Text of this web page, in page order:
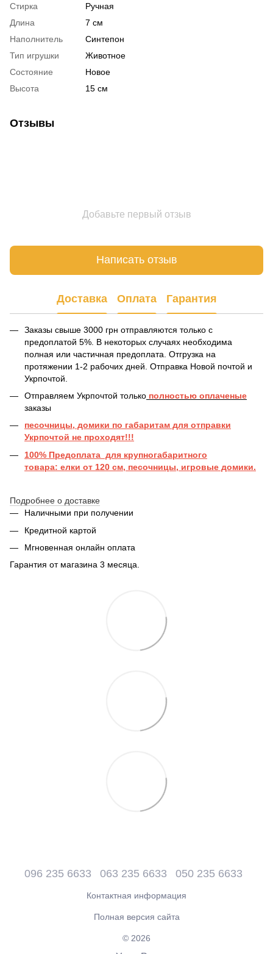
Стирка
Ручная
Длина
7 см
Наполнитель
Синтепон
Тип игрушки
Животное
Состояние
Новое
Высота
15 см
Отзывы
Добавьте первый отзыв
Написать отзыв
Доставка Оплата Гарантия
Заказы свыше 3000 грн отправляются только с
предоплатой 5%. В некоторых случаях необходима
полная или частичная предоплата. Отгрузка на
протяжении 1-2 рабочих дней. Отправка Новой почтой и
Укрпочтой.
Отправляем Укрпочтой только полностью оплаченые
заказы
песочницы, домики по габаритам для отправки
Укрпочтой не проходят!!!
100% Предоплата для крупногабаритного
товара: елки от 120 см, песочницы, игровые домики.
Подробнее о доставке
Наличными при получении
Кредитной картой
Мгновенная онлайн оплата
Гарантия от магазина 3 месяца.
096 235 6633 063 235 6633 050 235 6633
Контактная информация
Полная версия сайта
© 2026